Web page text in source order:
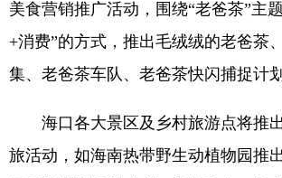
美食营销推广活动，围绕“老爸茶”主
+消费”的方式，推出毛绒绒的老爸茶
集、老爸茶车队、老爸茶快闪捕捉计
海口各大景区及乡村旅游点将推
旅活动，如海南热带野生动植物园推